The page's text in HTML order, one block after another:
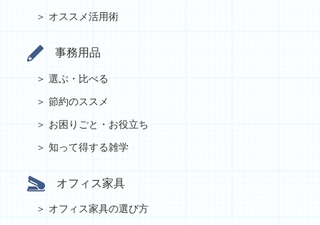
オススメ活用術
事務用品
選ぶ・比べる
節約のススメ
お困りごと・お役立ち
知って得する雑学
オフィス家具
オフィス家具の選び方